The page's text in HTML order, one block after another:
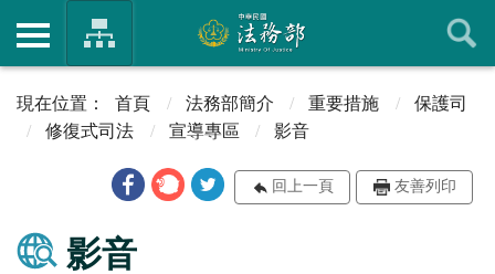
首頁 法務部簡介 重要措施
保護司
修復式司法
宣導專區 影音
回上一頁 友善列印
影音